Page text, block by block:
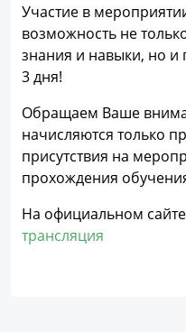
Участие в
возможность не
знания и навыки, но и
3 дня!
Обращаем Ваше
начисляются только
присутствия на
прохождения
На официальном
трансляция